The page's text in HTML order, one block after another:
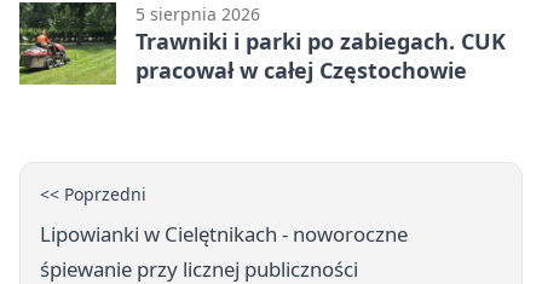
5 sierpnia 2026
Trawniki i parki po zabiegach. CUK
pracował w całej Częstochowie
<< Poprzedni
Lipowianki w Cielętnikach - noworoczne
śpiewanie przy licznej publiczności